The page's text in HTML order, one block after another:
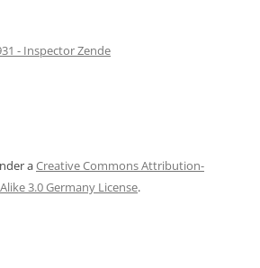
- Inspector Zende
aCreative Commons Attribution-
3.0 Germany License.